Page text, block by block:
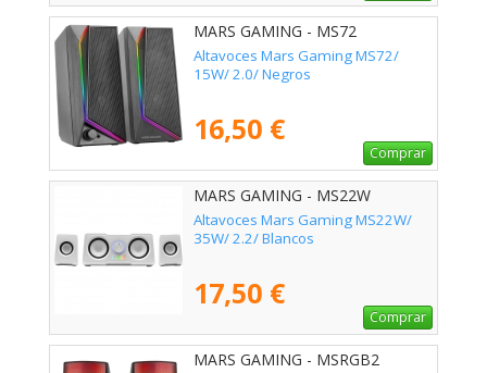
MARS GAMING - MS72
Altavoces Mars Gaming MS72/
15W/ 2.0/ Negros
16,50 €
Comprar
MARS GAMING - MS22W
Altavoces Mars Gaming MS22W/
35W/ 2.2/ Blancos
17,50 €
Comprar
MARS GAMING - MSRGB2